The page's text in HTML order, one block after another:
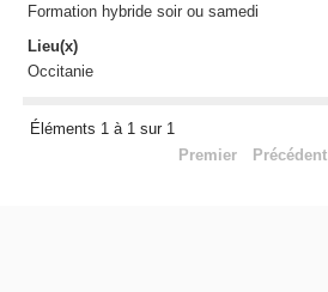
Formation hybride soir ou samedi
Lieu(x)
Occitanie
Éléments 1 à 1 sur 1
Premier
Précédent